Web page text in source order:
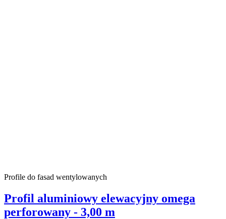
Profile do fasad wentylowanych
Profil aluminiowy elewacyjny omega
perforowany - 3,00 m